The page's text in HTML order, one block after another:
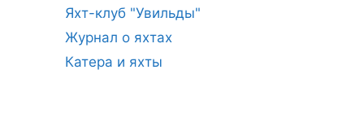
Яхт-клуб "Увильды"
Журнал о яхтах
Катера и яхты